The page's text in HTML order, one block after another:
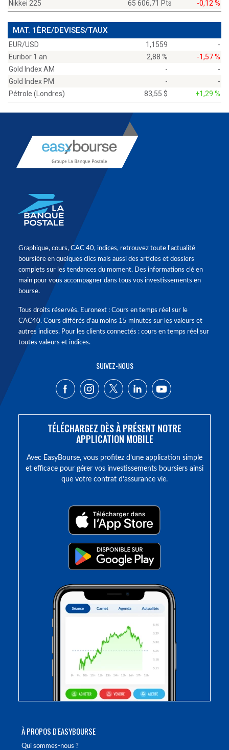
Nikkei 225 65 606,71 Pts -0,12 %
MAT. 1ÈRE/DEVISES/TAUX
EUR/USD 1,1559
-
Euribor 1 an
2,88 %
-1,57 %
Gold Index AM
-
-
Gold Index PM
-
-
Pétrole (Londres)
83,55 $ +1,29 %
À PROPOS D'EASYBOURSE
Qui sommes-nous ?
Graphique, cours, CAC 40, indices, retrouvez toute l'actualité
boursière en quelques clics mais aussi des articles et dossiers
complets sur les tendances du moment. Des informations clé en
main pour vous accompagner dans tous vos investissements en
bourse.
Tous droits réservés. Euronext : Cours en temps réel sur le
CAC40. Cours différés d'au moins 15 minutes sur les valeurs et
autres indices. Pour les clients connectés : cours en temps réel sur
toutes valeurs et indices.
SUIVEZ-NOUS
TÉLÉCHARGEZ DÈS À PRÉSENT NOTRE
APPLICATION MOBILE
Avec EasyBourse, vous profitez d’une application simple
et efficace pour gérer vos investissements boursiers ainsi
que votre contrat d’assurance vie.